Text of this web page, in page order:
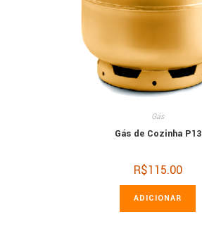
Gás
Gás de Cozinha P13
R$115.00
ADICIONAR